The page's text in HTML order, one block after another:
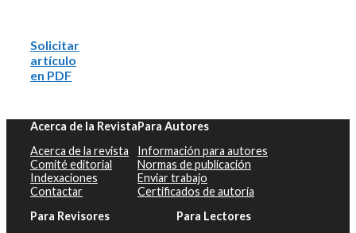
Solicitar
artículo
en PDF
Acerca de la Revista
Acerca de la revista
Comité editorial
Indexaciones
Contactar
Para Autores
Información para autores
Normas de publicación
Enviar trabajo
Certificados de autoría
Para Revisores
Para Lectores